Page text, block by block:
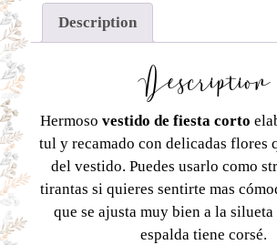
Description
Description
Hermoso vestido de fiesta corto
tul y recamado con delicadas flores
del vestido. Puedes usarlo como
tirantas si quieres sentirte mas
que se ajusta muy bien a la
espalda tiene corsé.